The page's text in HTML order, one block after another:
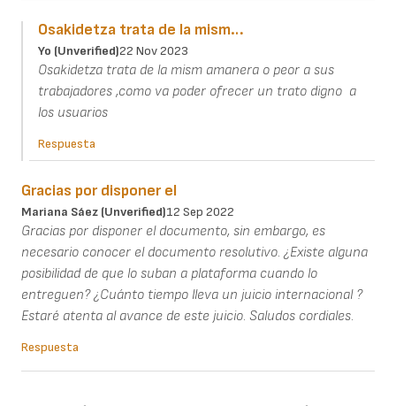
Osakidetza trata de la mism…
Yo (unverified)22 Nov 2023
Osakidetza trata de la mism amanera o peor a sus
trabajadores ,como va poder ofrecer un trato digno a
los usuarios
Respuesta
Gracias por disponer el
Mariana Sáez (unverified)12 Sep 2022
Gracias por disponer el documento, sin embargo, es
necesario conocer el documento resolutivo. ¿Existe alguna
posibilidad de que lo suban a plataforma cuando lo
entreguen? ¿Cuánto tiempo lleva un juicio internacional ?
Estaré atenta al avance de este juicio. Saludos cordiales.
Respuesta